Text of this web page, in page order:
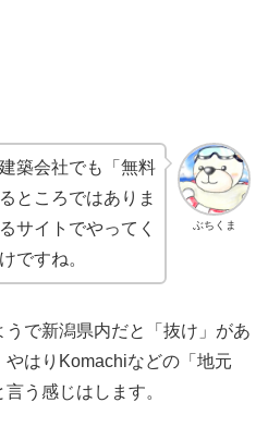
ぶちくま
築会社でも「無料
ところではありま
サイトでやってく
ですね。
で新潟県内だと「抜け」があ
はりKomachiなどの「地元
う感じはします。